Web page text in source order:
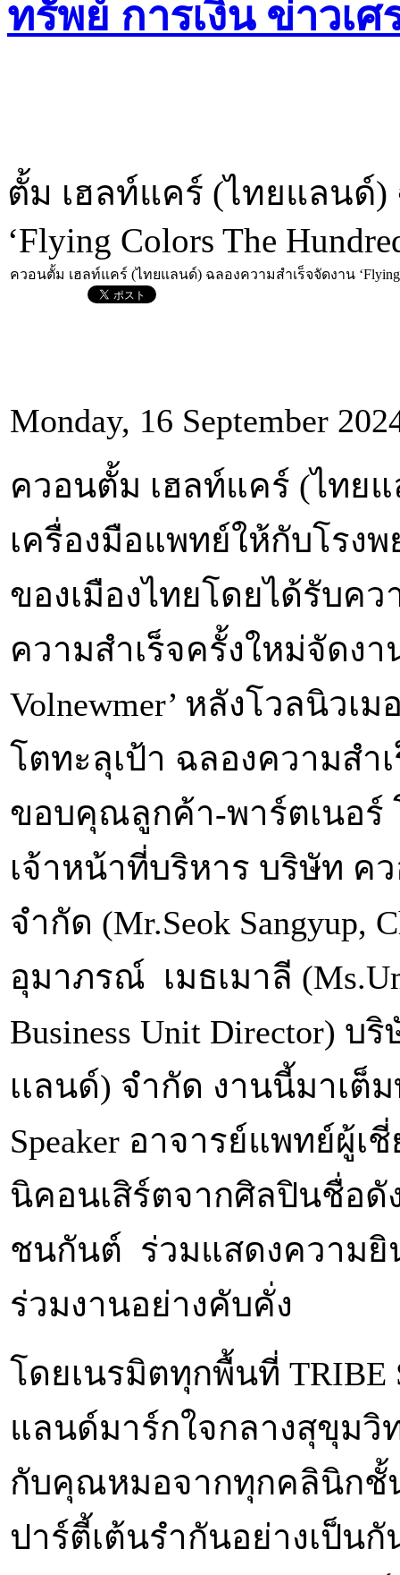
ตั้ม เฮลท์แคร์ (ไทยแลนด์)
‘Flying Colors The
ควอนตั้ม เฮลท์แคร์ (ไทยแลนด์) ฉลองความสำเร็จจัดงาน ‘Flying
Monday, 16 September
ควอนตั้ม เฮลท์แคร์ (ไทย
เครื่องมือแพทย์ให้กับโรง
ของเมืองไทยโดยได้รับคว
ความสำเร็จครั้งใหม่จัดงาน
Volnewmer’ หลังโวลนิวเ
โตทะลุเป้า ฉลองความสำ
ขอบคุณลูกค้า-พาร์ตเนอร์
เจ้าหน้าที่บริหาร บริษัท คว
จำกัด (Mr.Seok Sangyup,
อุมาภรณ์ เมธเมาลี
Business Unit Director)
เเลนด์) จำกัด งานนี้มาเ
Speaker อาจารย์แพทย์ผู้
นิคอนเสิร์ตจากศิลปินชื่อดั
ชนกันต์ ร่วมแสดงความยิ
ร่วมงานอย่างคับคั่ง
โดยเนรมิตทุกพื้นที่ TRIBE
แลนด์มาร์กใจกลางสุขุมวิ
กับคุณหมอจากทุกคลินิกชั้
ปาร์ตี้เต้นรำกันอย่างเป็น